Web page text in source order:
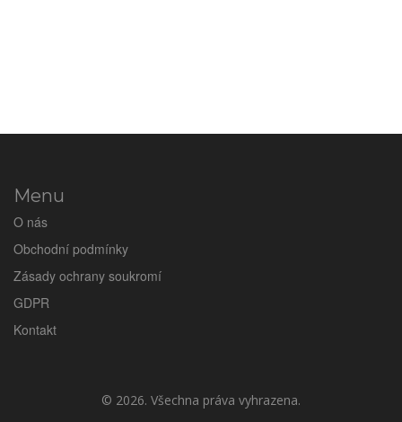
Menu
O nás
Obchodní podmínky
Zásady ochrany soukromí
GDPR
Kontakt
© 2026. Všechna práva vyhrazena.